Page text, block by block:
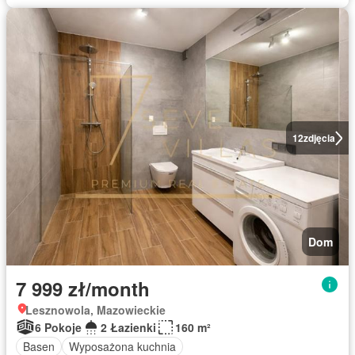
12zdjęcia
Dom
7 999 zł/month
Lesznowola, Mazowieckie
6 Pokoje
2 Łazienki
160 m²
Basen
Wyposażona kuchnia